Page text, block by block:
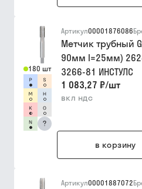
180 шт
?
Артикул00001876086
Метчик трубный
90мм I=25мм)
3266-81 ИНСТУЛС
1 083,27 ₽/шт
вкл ндс
в корзину
Артикул00001887072